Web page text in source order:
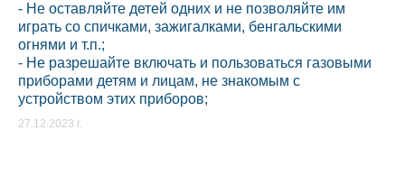
- Не оставляйте детей одних и не позволяйте им
играть со спичками, зажигалками, бенгальскими
огнями и т.п.;
- Не разрешайте включать и пользоваться газовыми
приборами детям и лицам, не знакомым с
устройством этих приборов;
27.12.2023 г.